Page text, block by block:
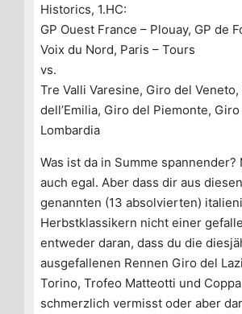
Historics, 1.HC:
GP Ouest France – Plouay, GP de
Voix du Nord, Paris – Tours
vs.
Tre Valli Varesine, Giro del Veneto,
dell’Emilia, Giro del Piemonte, Giro
Lombardia
Was ist da in Summe spannender?
auch egal. Aber dass dir aus
genannten (13 absolvierten)
Herbstklassikern nicht einer
entweder daran, dass du die
ausgefallenen Rennen Giro del
Torino, Trofeo Matteotti und
schmerzlich vermisst oder aber